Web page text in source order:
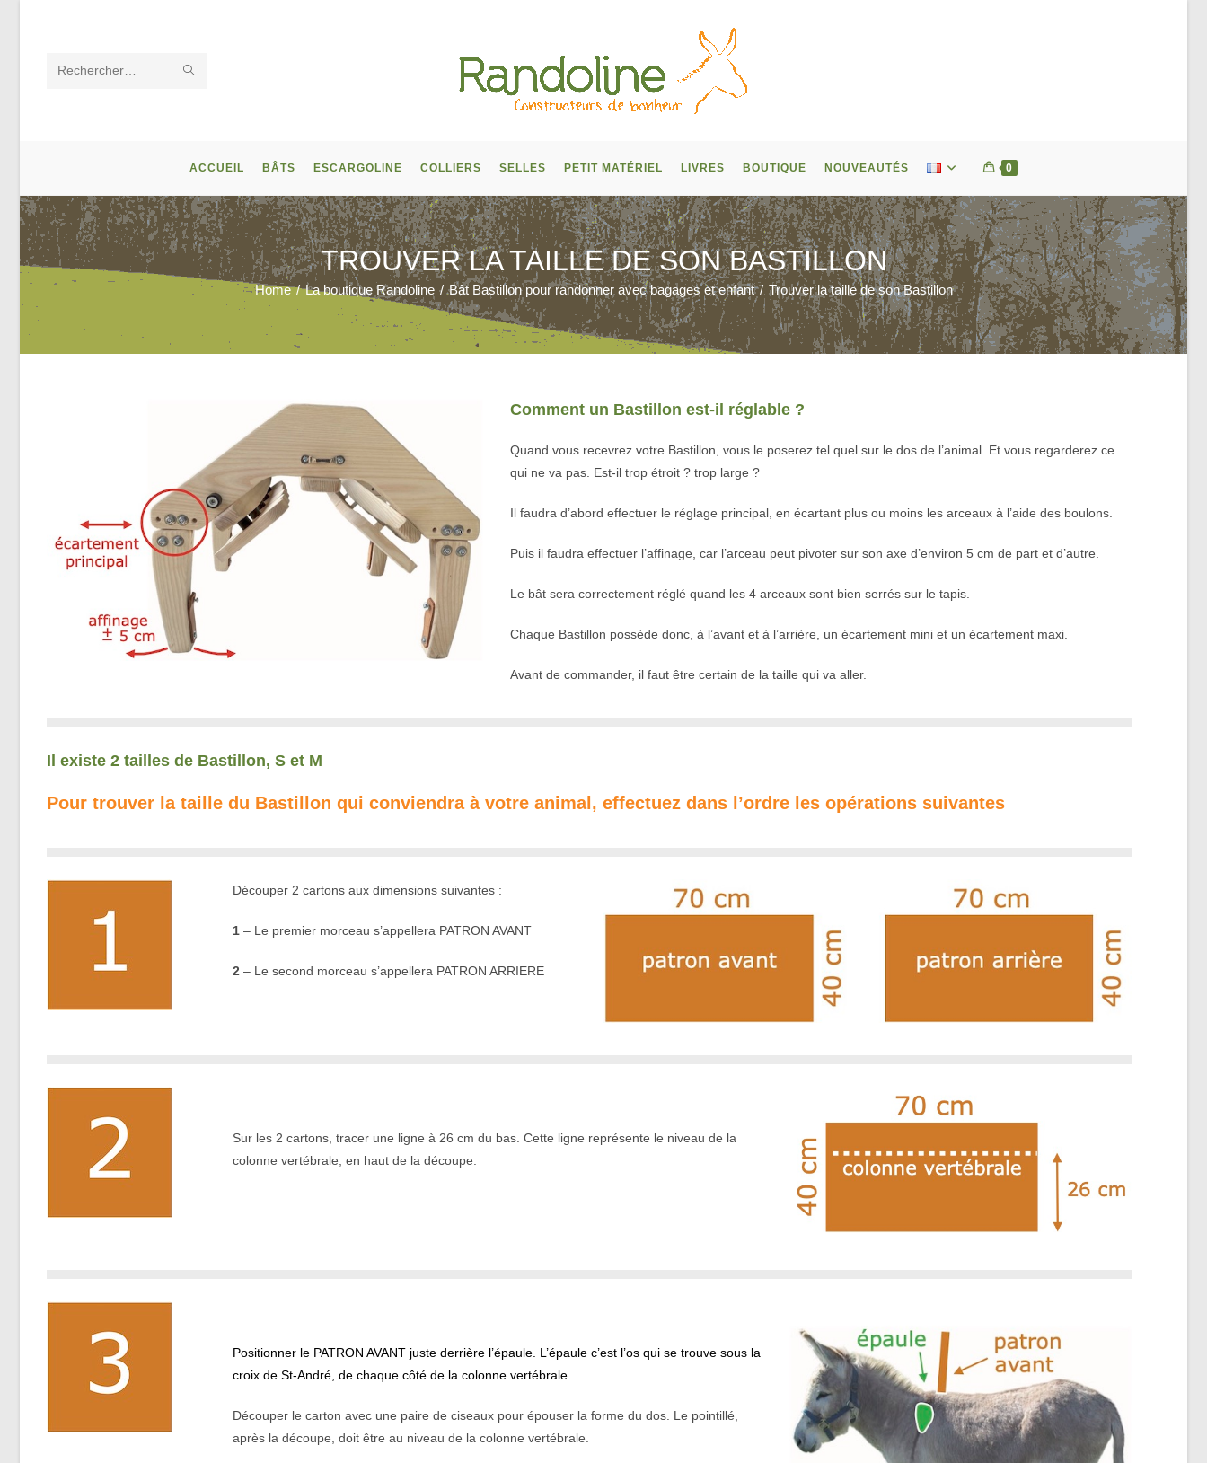
Rechercher
ACCUEIL BÂTS ESCARGOLINE COLLIERS SELLES PETIT MATÉRIEL LIVRES BOUTIQUE NOUVEAUTÉS 0
TROUVER LA TAILLE DE SON BASTILLON
Home / La boutique Randoline / Bât Bastillon pour randonner avec bagages et enfant / Trouver la taille de son Bastillon
Comment un Bastillon est-il réglable ?
Quand vous recevrez votre Bastillon, vous le poserez tel quel sur le dos de l’animal. Et vous regarderez ce
qui ne va pas. Est-il trop étroit ? trop large ?
Il faudra d’abord effectuer le réglage principal, en écartant plus ou moins les arceaux à l’aide des boulons.
Puis il faudra effectuer l’affinage, car l’arceau peut pivoter sur son axe d’environ 5 cm de part et d’autre.
Le bât sera correctement réglé quand les 4 arceaux sont bien serrés sur le tapis.
Chaque Bastillon possède donc, à l’avant et à l’arrière, un écartement mini et un écartement maxi.
Avant de commander, il faut être certain de la taille qui va aller.
Il existe 2 tailles de Bastillon, S et M
Pour trouver la taille du Bastillon qui conviendra à votre animal, effectuez dans l’ordre les opérations suivantes
Découper 2 cartons aux dimensions suivantes :
1– Le premier morceau s’appellera PATRON AVANT
2 – Le second morceau s’appellera PATRON ARRIERE
Sur les 2 cartons, tracer une ligne à 26 cm du bas. Cette ligne représente le niveau de la
colonne vertébrale, en haut de la découpe.
Positionner le PATRON AVANT juste derrière l’épaule. L’épaule c’est l’os qui se trouve sous la
croix de St-André, de chaque côté de la colonne vertébrale.
Découper le carton avec une paire de ciseaux pour épouser la forme du dos. Le pointillé,
après la découpe, doit être au niveau de la colonne vertébrale.